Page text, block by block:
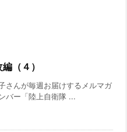
（４）
さんが毎週お届けするメルマガ
バー「陸上自衛隊 ...